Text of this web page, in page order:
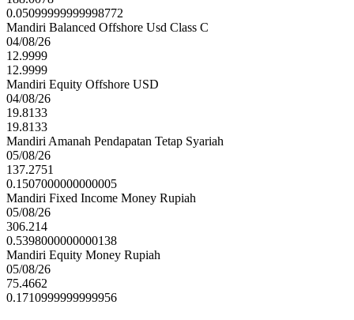
0.05099999999998772
Mandiri Balanced Offshore Usd Class C
04/08/26
12.9999
12.9999
Mandiri Equity Offshore USD
04/08/26
19.8133
19.8133
Mandiri Amanah Pendapatan Tetap Syariah
05/08/26
137.2751
0.1507000000000005
Mandiri Fixed Income Money Rupiah
05/08/26
306.214
0.5398000000000138
Mandiri Equity Money Rupiah
05/08/26
75.4662
0.1710999999999956